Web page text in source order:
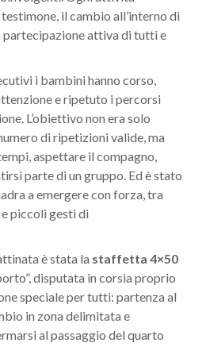
il cambio all’interno di
partecipazione attiva di tutti e
i bambini hanno corso,
e ripetuto i percorsi
L’obiettivo non era solo
di ripetizioni valide, ma
aspettare il compagno,
parte di un gruppo. Ed è stato
a emergere con forza, tra
piccoli gesti di
è stata la staffetta 4×50
disputata in corsia proprio
speciale per tutti: partenza al
in zona delimitata e
al passaggio del quarto